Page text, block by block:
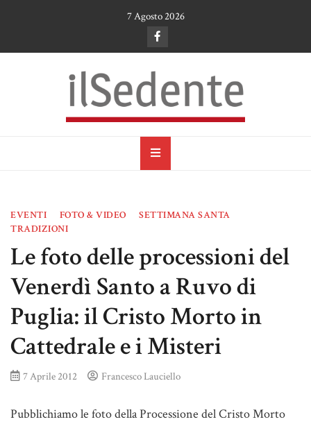
7 Agosto 2026
il Sedente
EVENTI FOTO & VIDEO
SETTIMANA SANTA
TRADIZIONI
Le foto delle processioni del
Venerdì Santo a Ruvo di
Puglia: il Cristo Morto in
Cattedrale e i Misteri
7 Aprile 2012 Francesco Lauciello
Pubblichiamo le foto della Processione del Cristo Morto